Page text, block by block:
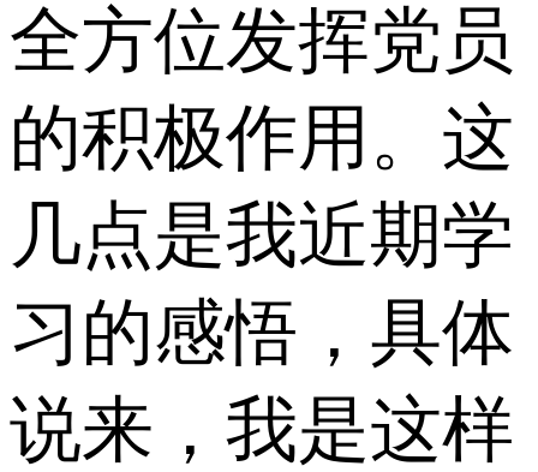
全方位发挥党员
的积极作用。这
几点是我近期学
习的感悟，具体
说来，我是这样